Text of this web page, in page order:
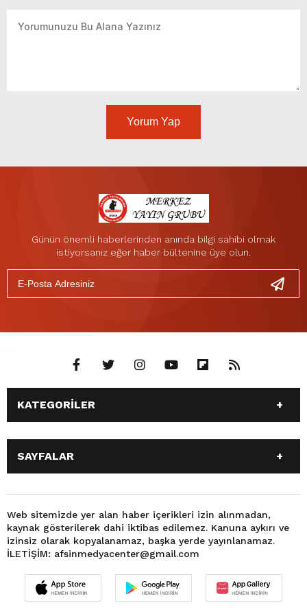
Yorum Yap
Günün önemli haberlerinden anında bilgi sahibi olmak
istiyorsanız eğer haber bültenine üye olun.
KATEGORİLER
ANASAYFA
GÜNDEM
SİYASET
SPOR
EKONOMİ
TEKNOLOJİ
3. SAYFA
BÜYÜKŞEHİR BELEDİYESİ
DÜNYA
FOTO GALERİ
KÜLTÜR SANAT
MAGAZİN
OTOMOBİL
SAĞLIK
VIDEO GALERİ
YEREL HABERLER
KÜNYE
SAYFALAR
SİYASET
EĞİTİM
SPOR
EKONOMİ
TEKNOLOJİ
3. SAYFA
FOTO GALERİ
KÜLTÜR SANAT
MAGAZİN
OTOMOBİL
Web sitemizde yer alan haber içerikleri izin alınmadan,
kaynak gösterilerek dahi iktibas edilemez. Kanuna aykırı ve
izinsiz olarak kopyalanamaz, başka yerde yayınlanamaz.
İLETİŞİM: afsinmedyacenter@gmail.com